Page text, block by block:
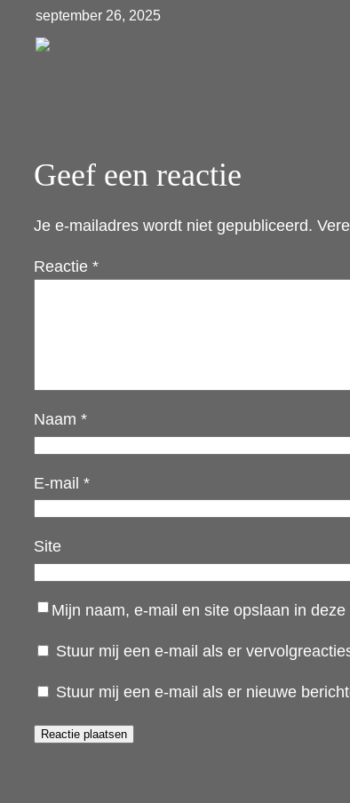
september 26, 2025
Geef een reactie
Je e-mailadres wordt niet gepubliceerd.
Reactie *
Naam *
E-mail *
Site
Mijn naam, e-mail en site opslaan in
Stuur mij een e-mail als er
Stuur mij een e-mail als er nieuwe